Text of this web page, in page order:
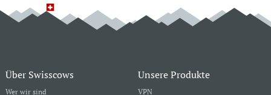
Über Swisscows
Wer wir sind
Unsere Produkte
VPN